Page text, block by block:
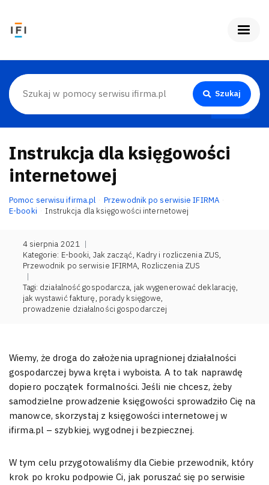
Szukaj
Instrukcja dla księgowości
internetowej
Pomoc serwisu ifirma.pl
Przewodnik po serwisie IFIRMA
E-booki
Instrukcja dla księgowości internetowej
4 sierpnia 2021 |
Kategorie: E-booki, Jak zacząć, Kadry i rozliczenia ZUS,
Przewodnik po serwisie IFIRMA, Rozliczenia ZUS
|
Tagi: działalność gospodarcza, jak wygenerować deklarację,
jak wystawić fakturę, porady księgowe,
prowadzenie działalności gospodarczej
Wiemy, że droga do założenia upragnionej działalności
gospodarczej bywa kręta i wyboista. A to tak naprawdę
dopiero początek formalności. Jeśli nie chcesz, żeby
samodzielne prowadzenie księgowości sprowadziło Cię na
manowce, skorzystaj z księgowości internetowej w
ifirma.pl – szybkiej, wygodnej i bezpiecznej.
W tym celu przygotowaliśmy dla Ciebie przewodnik, który
krok po kroku podpowie Ci, jak poruszać się po serwisie